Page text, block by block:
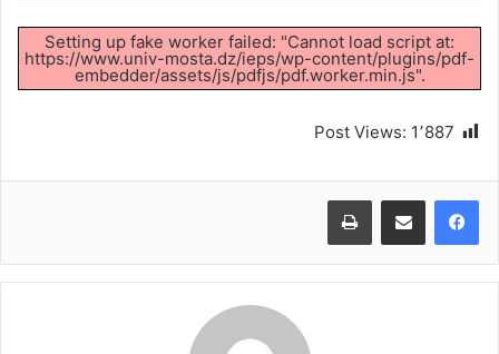
Setting up fake worker failed: "Cannot load script at:
https://www.univ-mosta.dz/ieps/wp-content/plugins/pdf-
embedder/assets/js/pdfjs/pdf.worker.min.js".
Post Views: 1٬887
طباعة